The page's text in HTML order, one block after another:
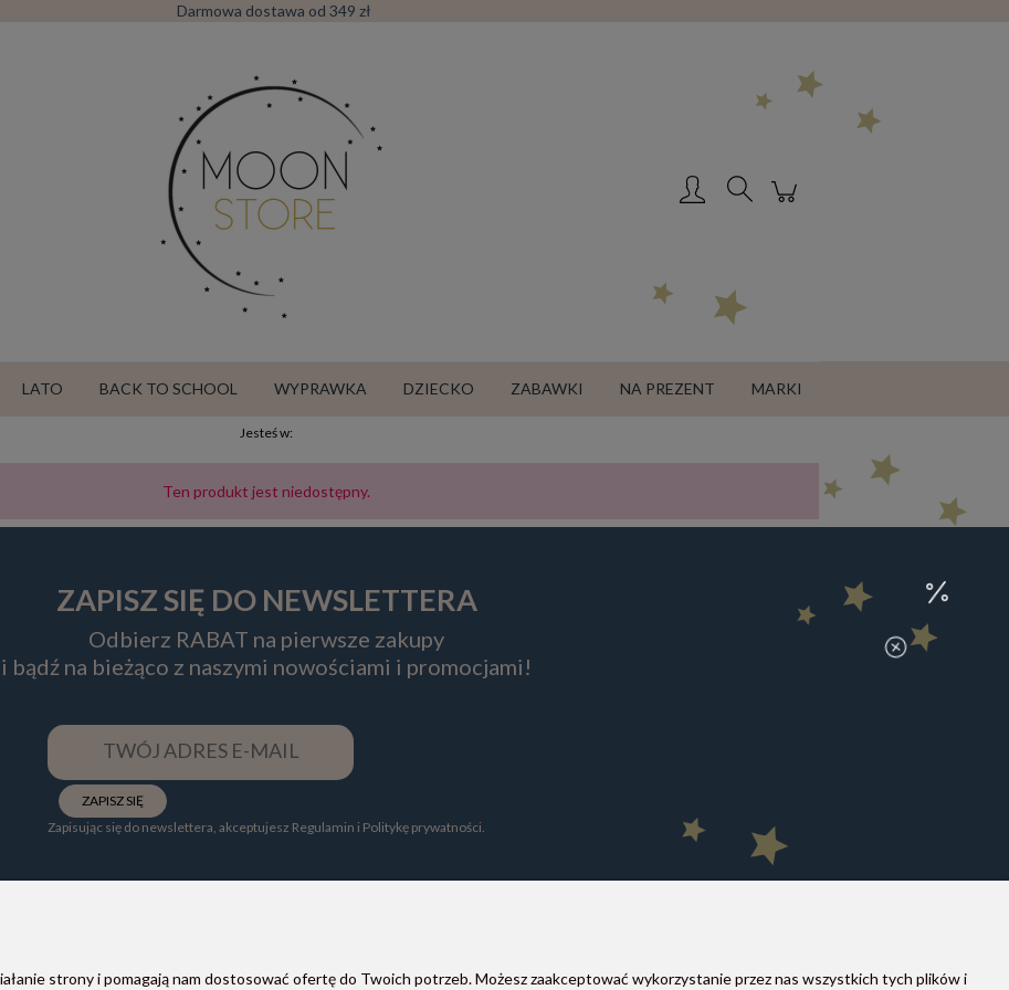
Darmowa dostawa od 349 zł
LATO BACK TO SCHOOL WYPRAWKA DZIECKO ZABAWKI NA PREZENT MARKI
Jesteś w:
Ten produkt jest niedostępny.
ZAPISZ SIĘ DO NEWSLETTERA
Odbierz RABAT na pierwsze zakupy
i bądź na bieżąco z naszymi nowościami i promocjami!
ZAPISZ SIĘ
Zapisując się do newslettera, akceptujesz Regulamin i Politykę prywatności.
POMOC PŁATNOŚCI I DOSTAWA MOON STORE W SOCIAL MEDIA
strony i pomagają nam dostosować ofertę do Twoich potrzeb. Możesz zaakceptować wykorzystanie przez nas wszystkich tych plików i